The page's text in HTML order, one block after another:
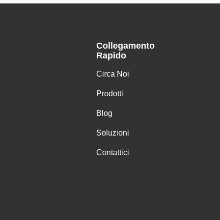
Collegamento
Rapido
Circa Noi
Prodotti
Blog
Soluzioni
Contattici